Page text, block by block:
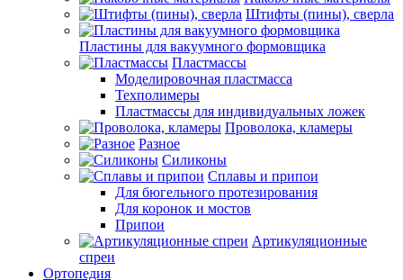
Штифты (пины), сверла
Пластины для вакуумного формовщика
Пластмассы
Моделировочная пластмасса
Техполимеры
Пластмассы для индивидуальных ложек
Проволока, кламеры
Разное
Силиконы
Сплавы и припои
Для бюгельного протезирования
Для коронок и мостов
Припои
Артикуляционные
спреи
Ортопедия